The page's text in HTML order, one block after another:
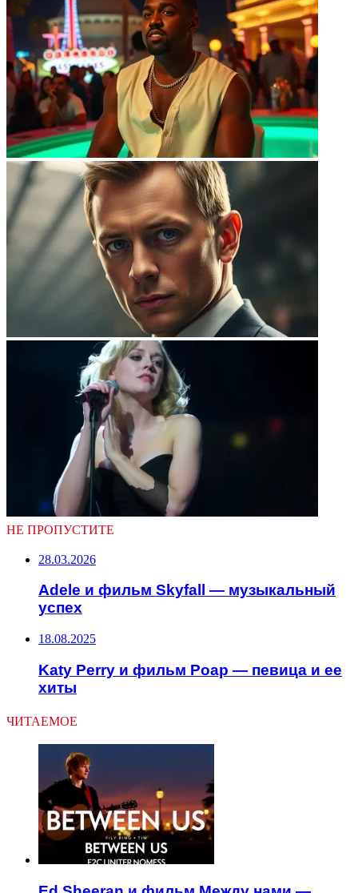
НЕ ПРОПУСТИТЕ
28.03.2026
Adele и фильм Skyfall — музыкальный
успех
18.08.2025
Katy Perry и фильм Роар — певица и ее
хиты
ЧИТАЕМОЕ